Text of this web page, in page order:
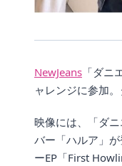
NewJeans 「ダ
ャレンジに参加
映像には、「ダ
バー「ハルア」
ーEP「First